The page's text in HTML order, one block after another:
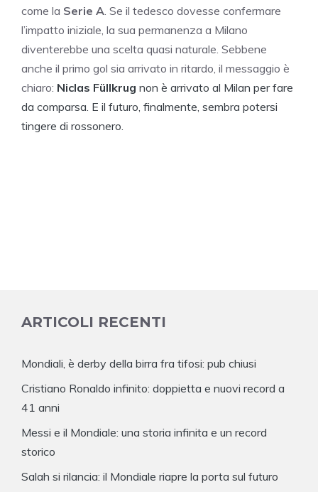
come la Serie A . Se il tedesco dovesse confermare
l’impatto iniziale, la sua permanenza a Milano
diventerebbe una scelta quasi naturale. Sebbene
anche il primo gol sia arrivato in ritardo, il messaggio è
chiaro: Niclas Füllkrug non è arrivato al Milan per fare
da comparsa. E il futuro, finalmente, sembra potersi
tingere di rossonero.
ARTICOLI RECENTI
Mondiali, è derby della birra fra tifosi: pub chiusi
Cristiano Ronaldo infinito: doppietta e nuovi record a
41 anni
Messi e il Mondiale: una storia infinita e un record
storico
Salah si rilancia: il Mondiale riapre la porta sul futuro